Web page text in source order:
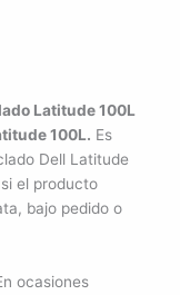
Latitude 100L
100L. Es
Dell Latitude
el producto
bajo pedido o
ocasiones